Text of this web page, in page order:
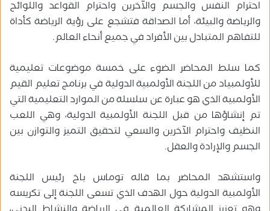
احترام النفس والجسم والآخرين واحترام القواعد واللوائح
والرياضة والبيئة، أما الصداقة فتشجع على رؤية الرياضة كأداة
للتفاهم المتبادل بين الأفراد في جميع أنحاء العالم.
كما سلط المحاضر الضوء على خمسة موضوعات تعليمية
للأولمبياد من اللجنة الأولمبية الدولية في برنامج تعليم القيم
الأولمبية الذي هو عبارة عن سلسلة من الموارد التعليمية التي
تم إنشاؤها من قبل اللجنة الأولمبية الدولية، وهي اللعب
النظيف واحترام الآخرين والسعي لتحقيق التميز والتوازن بين
الجسم والإرادة والعقل.
واستشهد المحاضر بما قاله توماس باخ رئيس اللجنة
الأولمبية الدولية حول الهدف الذي تسعى اللجنة إلى تكريسه